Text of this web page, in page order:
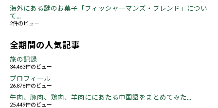
海外にある謎のお菓子「フィッシャーマンズ・フレンド」につい
て...
2件のビュー
全期間の人気記事
旅の記録
34,463件のビュー
プロフィール
26,876件のビュー
牛肉、豚肉、鶏肉、羊肉ににあたる中国語をまとめてみた...
25,449件のビュー